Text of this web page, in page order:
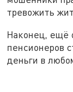
тревожить
Наконец, ещё
пенсионеров
деньги в